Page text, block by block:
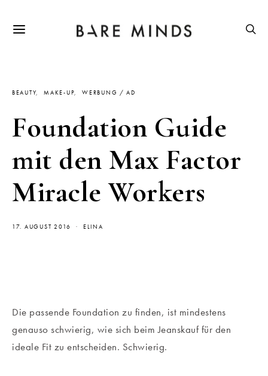
BEAUTY MAKE-UP WERBUNG / AD
Foundation Guide
mit den Max Factor
Miracle Workers
17. AUGUST 2016 ELINA
Die passende Foundation zu finden, ist mindestens
genauso schwierig, wie sich beim Jeanskauf für den
ideale Fit zu entscheiden. Schwierig.